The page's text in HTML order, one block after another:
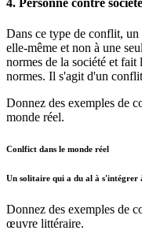
Dans ce type de conflit, un
elle-même et non à une
normes de la société et fait
normes. Il s'agit d'un
Donnez des exemples de
monde réel.
Conlfict dans le monde réel
Un solitaire qui a du al à s'intégrer
Donnez des exemples de
œuvre littéraire.